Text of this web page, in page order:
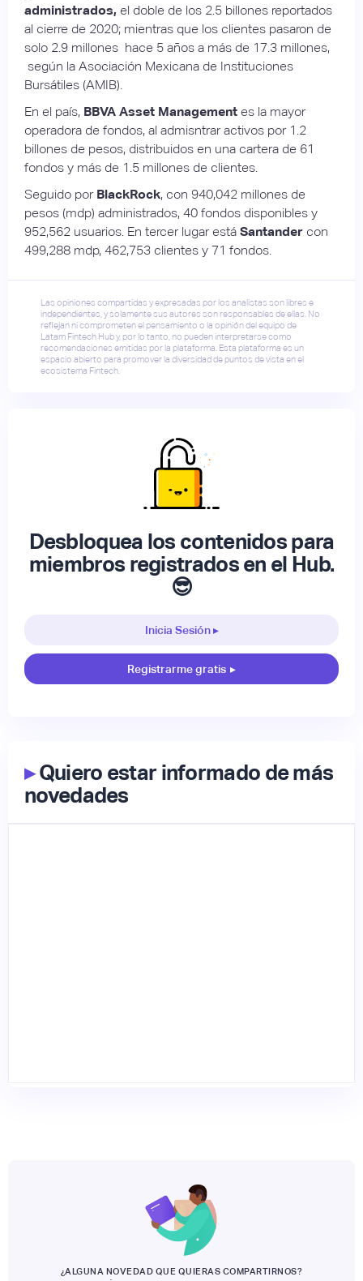
administrados, el doble de los 2.5 billones reportados
al cierre de 2020; mientras que los clientes pasaron de
solo 2.9 millones hace 5 años a más de 17.3 millones,
según la Asociación Mexicana de Instituciones
Bursátiles (AMIB).
En el país, BBVA Asset Management es la mayor
operadora de fondos, al admisntrar activos por 1.2
billones de pesos, distribuidos en una cartera de 61
fondos y más de 1.5 millones de clientes.
Seguido por BlackRock, con 940,042 millones de
pesos (mdp) administrados, 40 fondos disponibles y
952,562 usuarios. En tercer lugar está Santander con
499,288 mdp, 462,753 clientes y 71 fondos.
Las opiniones compartidas y expresadas por los analistas son libres e
independientes, y solamente sus autores son responsables de ellas. No
reflejan ni comprometen el pensamiento o la opinión del equipo de
Latam Fintech Hub y, por lo tanto, no pueden interpretarse como
recomendaciones emitidas por la plataforma. Esta plataforma es un
espacio abierto para promover la diversidad de puntos de vista en el
ecosistema Fintech.
Desbloquea los contenidos para
miembros registrados en el Hub.
😎
Inicia Sesión ▸
Registrarme gratis ▸
▸Quiero estar informado de más
novedades
¿ALGUNA NOVEDAD QUE QUIERAS COMPARTIRNOS?